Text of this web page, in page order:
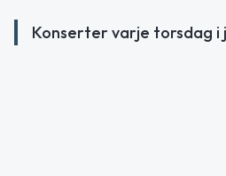
Konserter varje torsdag i